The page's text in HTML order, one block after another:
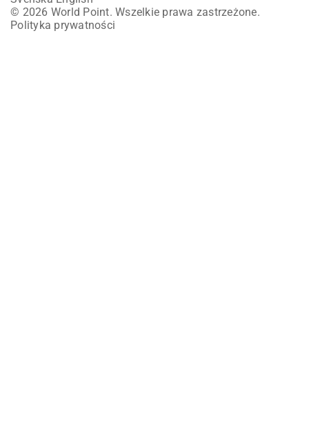
© 2026 World Point. Wszelkie prawa zastrzeżone.
Polityka prywatności